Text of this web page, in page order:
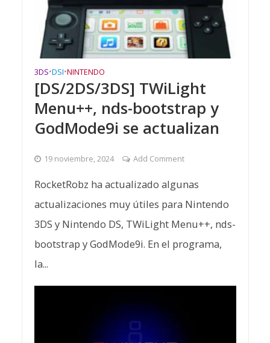
3DS•DSI•NINTENDO
[DS/2DS/3DS] TWiLight
Menu++, nds-bootstrap y
GodMode9i se actualizan
19 noviembre, 2024 Add Comment
RocketRobz ha actualizado algunas
actualizaciones muy útiles para Nintendo
3DS y Nintendo DS, TWiLight Menu++, nds-
bootstrap y GodMode9i. En el programa,
la...